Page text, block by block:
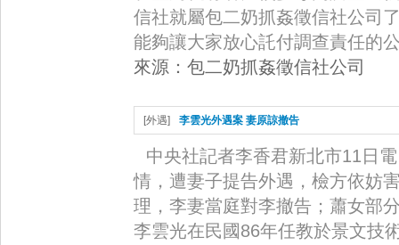
信社就屬包二奶抓姦徵信社公司
能夠讓大家放心託付調查責任的公
來源： 包二奶抓姦徵信社公司
[外遇] 李雲光外遇案 妻原諒撤告
中央社記者李香君新北市11日
情，遭妻子提告外遇，檢方依妨
理，李妻當庭對李撤告；蕭女部
李雲光在民國86年任教於景文技